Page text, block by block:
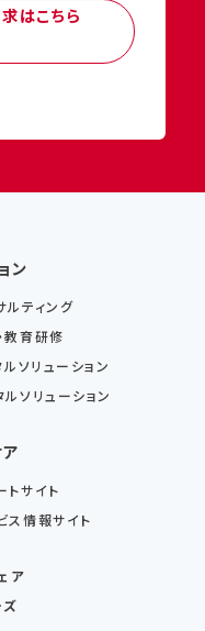
はこちら
ン
ルティング
教育研修
ソリューション
ソリューション
トサイト
ス情報サイト
ア
ズ